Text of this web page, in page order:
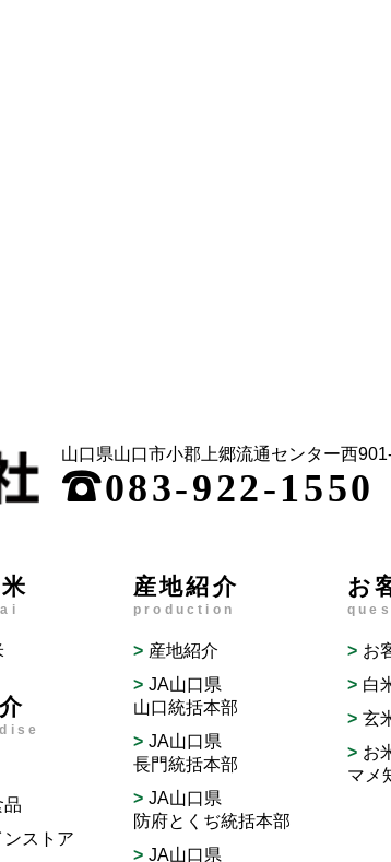
山口県山口市小郡上郷流通センター西
;083-922-1550
品
ンストア
産地紹介
production
産地紹介
JA山口県
山口統括本部
JA山口県
長門統括本部
JA山口県
防府とくぢ統括本部
JA山口県
お
お
白
玄
お
マメ